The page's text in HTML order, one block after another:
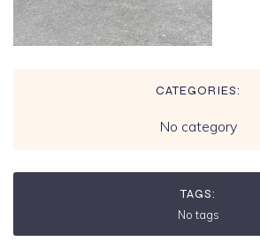
CATEGORIES:
No category
TAGS:
No tags